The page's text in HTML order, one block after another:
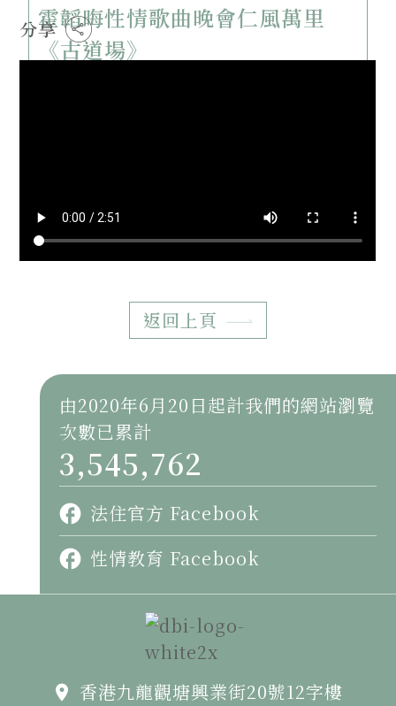
霍韜晦性情歌曲晚會仁風萬里
《古道場》
分享
返回上頁
由2020年6月20日起計我們的網站瀏覽
次數已累計
3,545,762
法住官方 Facebook
性情教育 Facebook
香港九龍觀塘興業街20號12字樓